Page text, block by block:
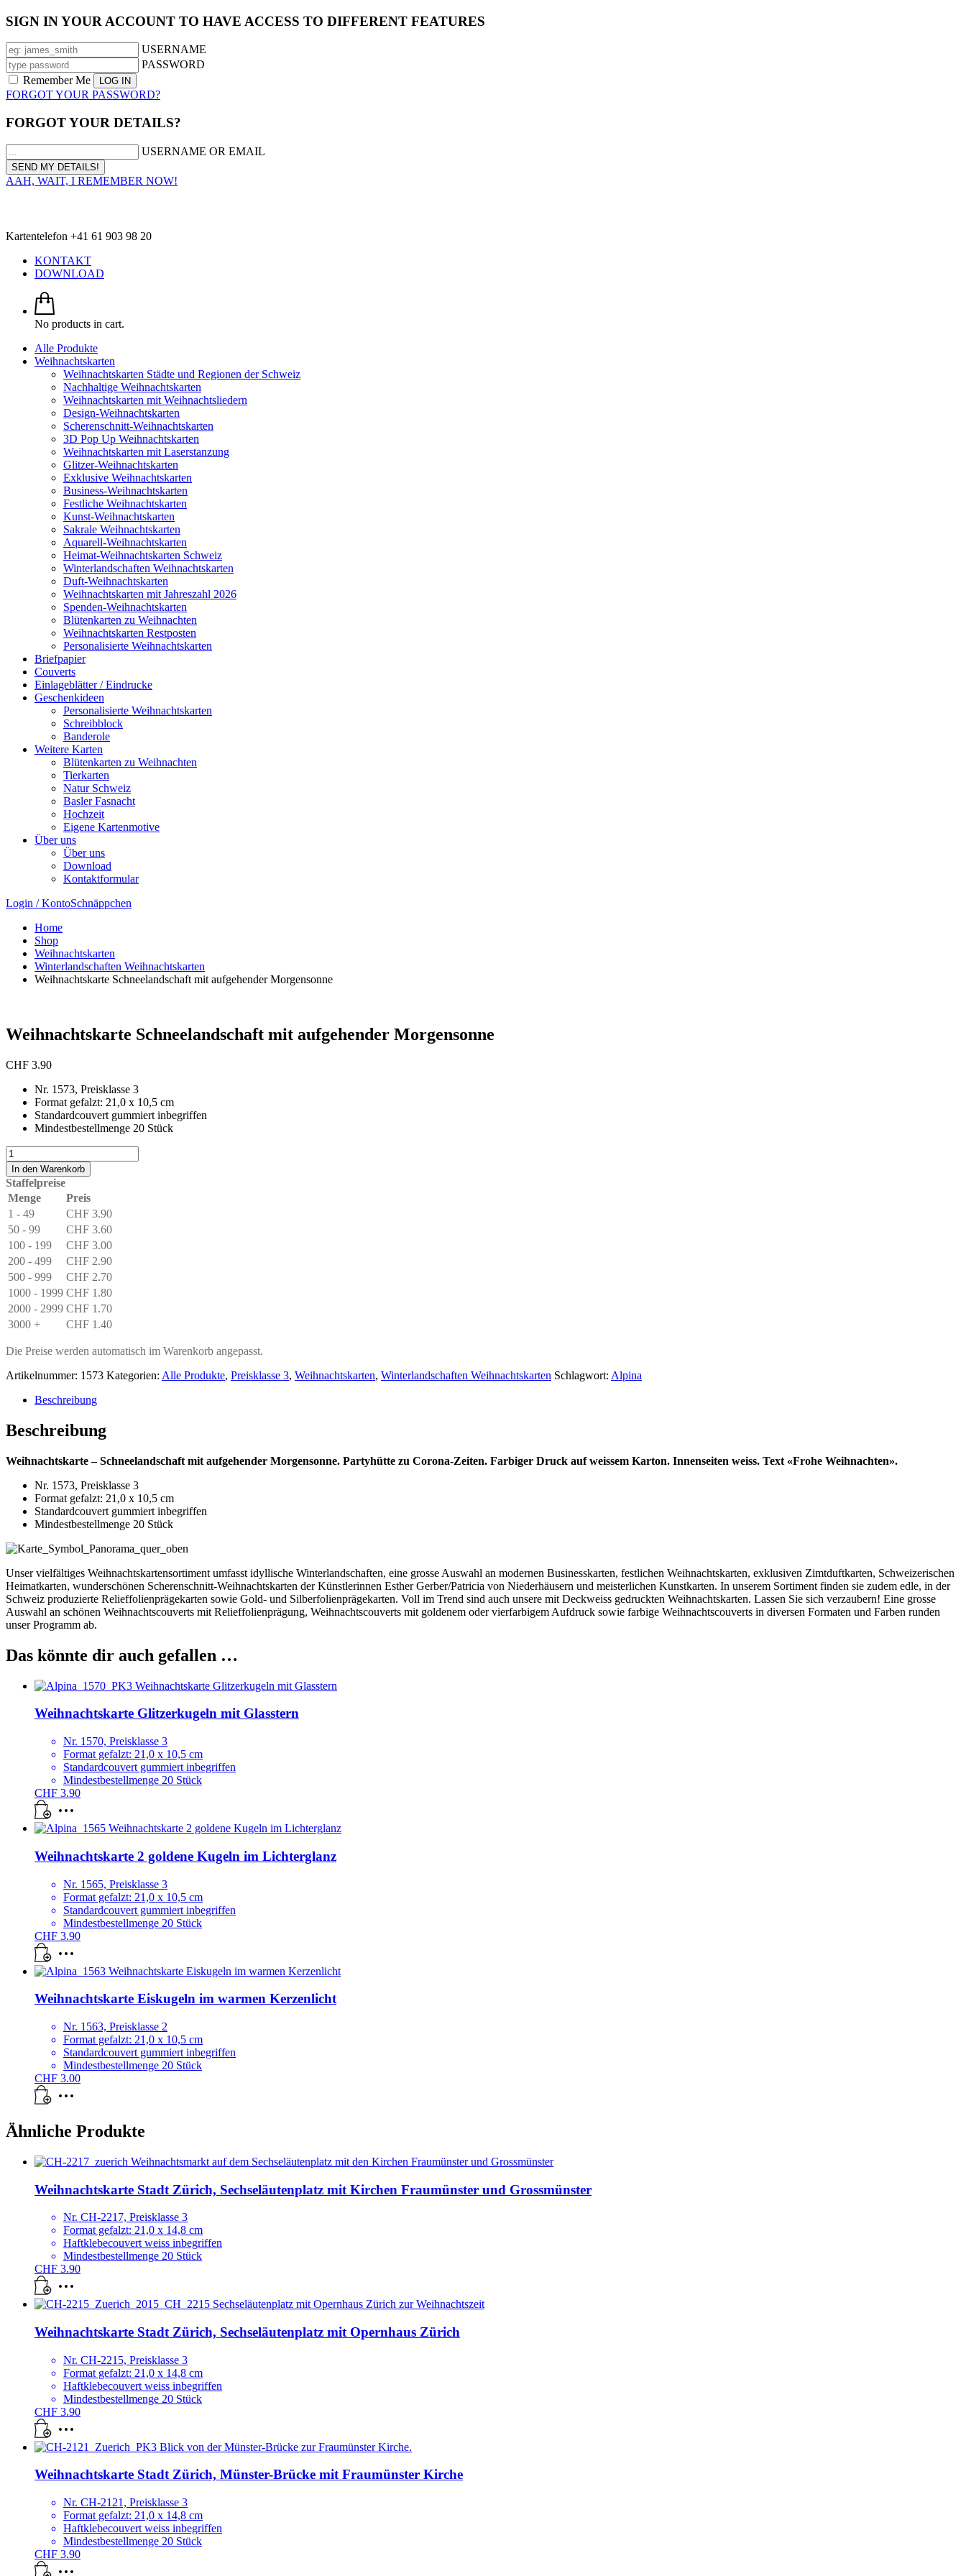
SIGN IN YOUR ACCOUNT TO HAVE ACCESS TO DIFFERENT FEATURES
USERNAME
PASSWORD
Remember Me
FORGOT YOUR PASSWORD?
FORGOT YOUR DETAILS?
USERNAME OR EMAIL
AAH, WAIT, I REMEMBER NOW!
Kartentelefon +41 61 903 98 20
KONTAKT
DOWNLOAD
No products in cart.
Alle Produkte
Weihnachtskarten
Weihnachtskarten Städte und Regionen der Schweiz
Nachhaltige Weihnachtskarten
Weihnachtskarten mit Weihnachtsliedern
Design-Weihnachtskarten
Scherenschnitt-Weihnachtskarten
3D Pop Up Weihnachtskarten
Weihnachtskarten mit Laserstanzung
Glitzer-Weihnachtskarten
Exklusive Weihnachtskarten
Business-Weihnachtskarten
Festliche Weihnachtskarten
Kunst-Weihnachtskarten
Sakrale Weihnachtskarten
Aquarell-Weihnachtskarten
Heimat-Weihnachtskarten Schweiz
Winterlandschaften Weihnachtskarten
Duft-Weihnachtskarten
Weihnachtskarten mit Jahreszahl 2026
Spenden-Weihnachtskarten
Blütenkarten zu Weihnachten
Weihnachtskarten Restposten
Personalisierte Weihnachtskarten
Briefpapier
Couverts
Einlageblätter / Eindrucke
Geschenkideen
Personalisierte Weihnachtskarten
Schreibblock
Banderole
Weitere Karten
Blütenkarten zu Weihnachten
Tierkarten
Natur Schweiz
Basler Fasnacht
Hochzeit
Eigene Kartenmotive
Über uns
Über uns
Download
Kontaktformular
Login / KontoSchnäppchen
Home
Shop
Weihnachtskarten
Winterlandschaften Weihnachtskarten
Weihnachtskarte Schneelandschaft mit aufgehender Morgensonne
Weihnachtskarte Schneelandschaft mit aufgehender Morgensonne
CHF 3.90
Nr. 1573, Preisklasse 3
Format gefalzt: 21,0 x 10,5 cm
Standardcouvert gummiert inbegriffen
Mindestbestellmenge 20 Stück
Weihnachtskarte
Schneelandschaft
mit
aufgehender
Morgensonne
Menge
In den Warenkorb
Staffelpreise
Menge
Preis
1 - 49
CHF 3.90
50 - 99
CHF 3.60
100 - 199
CHF 3.00
200 - 499
CHF 2.90
500 - 999
CHF 2.70
1000 - 1999 CHF 1.80
2000 - 2999 CHF 1.70
3000 +
CHF 1.40
Die Preise werden automatisch im Warenkorb angepasst.
Artikelnummer: 1573 Kategorien: Alle Produkte, Preisklasse 3, Weihnachtskarten, Winterlandschaften Weihnachtskarten Schlagwort: Alpina
Beschreibung
Beschreibung
Weihnachtskarte – Schneelandschaft mit aufgehender Morgensonne. Partyhütte zu Corona-Zeiten. Farbiger Druck auf weissem Karton. Innenseiten weiss. Text «Frohe Weihnachten».
Nr. 1573, Preisklasse 3
Format gefalzt: 21,0 x 10,5 cm
Standardcouvert gummiert inbegriffen
Mindestbestellmenge 20 Stück
Unser vielfältiges Weihnachtskartensortiment umfasst idyllische Winterlandschaften, eine grosse Auswahl an modernen Businesskarten, festlichen Weihnachtskarten, exklusiven Zimtduftkarten, Schweizerischen
Heimatkarten, wunderschönen Scherenschnitt-Weihnachtskarten der Künstlerinnen Esther Gerber/Patricia von Niederhäusern und meisterlichen Kunstkarten. In unserem Sortiment finden sie zudem edle, in der
Schweiz produzierte Relieffolienprägekarten sowie Gold- und Silberfolienprägekarten. Voll im Trend sind auch unsere mit Deckweiss gedruckten Weihnachtskarten. Lassen Sie sich verzaubern! Eine grosse
Auswahl an schönen Weihnachtscouverts mit Relieffolienprägung, Weihnachtscouverts mit goldenem oder vierfarbigem Aufdruck sowie farbige Weihnachtscouverts in diversen Formaten und Farben runden
unser Programm ab.
Das könnte dir auch gefallen …
Weihnachtskarte Glitzerkugeln mit Glasstern
Nr. 1570, Preisklasse 3
Format gefalzt: 21,0 x 10,5 cm
Standardcouvert gummiert inbegriffen
Mindestbestellmenge 20 Stück
CHF 3.90
Weihnachtskarte 2 goldene Kugeln im Lichterglanz
Nr. 1565, Preisklasse 3
Format gefalzt: 21,0 x 10,5 cm
Standardcouvert gummiert inbegriffen
Mindestbestellmenge 20 Stück
CHF 3.90
Weihnachtskarte Eiskugeln im warmen Kerzenlicht
Nr. 1563, Preisklasse 2
Format gefalzt: 21,0 x 10,5 cm
Standardcouvert gummiert inbegriffen
Mindestbestellmenge 20 Stück
CHF 3.00
Ähnliche Produkte
Weihnachtskarte Stadt Zürich, Sechseläutenplatz mit Kirchen Fraumünster und Grossmünster
Nr. CH-2217, Preisklasse 3
Format gefalzt: 21,0 x 14,8 cm
Haftklebecouvert weiss inbegriffen
Mindestbestellmenge 20 Stück
CHF 3.90
Weihnachtskarte Stadt Zürich, Sechseläutenplatz mit Opernhaus Zürich
Nr. CH-2215, Preisklasse 3
Format gefalzt: 21,0 x 14,8 cm
Haftklebecouvert weiss inbegriffen
Mindestbestellmenge 20 Stück
CHF 3.90
Weihnachtskarte Stadt Zürich, Münster-Brücke mit Fraumünster Kirche
Nr. CH-2121, Preisklasse 3
Format gefalzt: 21,0 x 14,8 cm
Haftklebecouvert weiss inbegriffen
Mindestbestellmenge 20 Stück
CHF 3.90